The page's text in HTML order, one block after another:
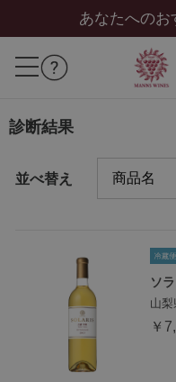
あなたへのお
診断結果
並べ替え
ソ
山
￥